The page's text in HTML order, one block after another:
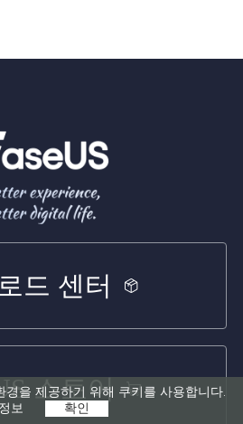
경을 제공하기 위해 쿠키를 사용합니다.
보
확인
드 센터
스토어